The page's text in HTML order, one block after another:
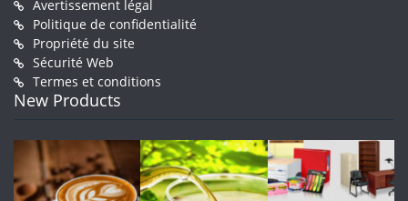
Avertissement légal
Politique de confidentialité
Propriété du site
Sécurité Web
Termes et conditions
New Products